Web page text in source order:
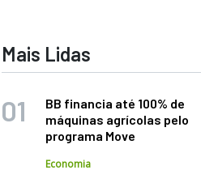
Mais Lidas
BB financia até 100% de
máquinas agrícolas pelo
programa Move
Economia